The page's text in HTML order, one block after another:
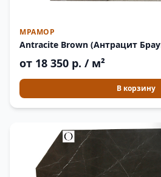
МРАМОР
Antracite Brown (Антрацит
от 18 350 р. / м²
В корзину